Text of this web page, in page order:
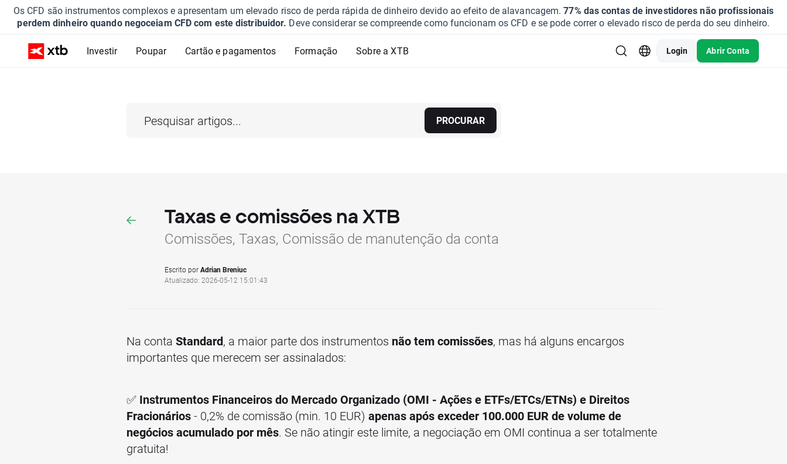
Os CFD são instrumentos complexos e apresentam um elevado risco de perda rápida de dinheiro devido ao efeito de alavancagem.77% das contas de investidores não profissionais
perdem dinheiro quando negoceiam CFD com este distribuidor. Deve considerar se compreende como funcionam os CFD e se pode correr o elevado risco de perda do seu dinheiro.
Investir Poupar Cartão e pagamentos Formação Sobre a XTB Login Abrir Conta
PROCURAR
Taxas e comissões na XTB
Comissões, Taxas, Comissão de manutenção da conta
Escrito porAdrian Breniuc
Atualizado: 2026-05-12 15:01:43
Na conta Standard, a maior parte dos instrumentos não tem comissões, mas há alguns encargos
importantes que merecem ser assinalados:
✅ Instrumentos Financeiros do Mercado Organizado (OMI - Ações e ETFs/ETCs/ETNs) e Direitos
Fracionários- 0,2% de comissão (min. 10 EUR) apenas após exceder 100.000 EUR de volume de
negócios acumulado por mês. Se não atingir este limite, a negociação em OMI continua a ser totalmente
gratuita!